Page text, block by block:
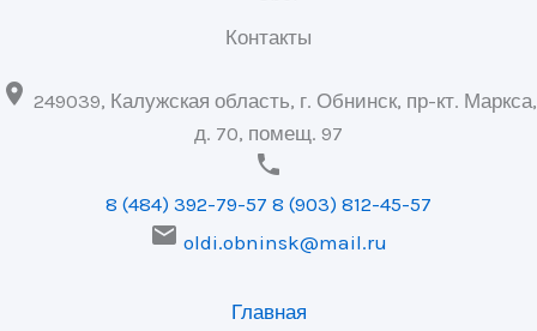
Контакты
 249039, Калужская область, г. Обнинск, пр-кт. Маркса,
д. 70, помещ. 97

8 (484) 392-79-57 8 (903) 812-45-57
 oldi.obninsk@mail.ru
Главная